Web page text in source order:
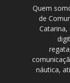
Quem
de
náutica,